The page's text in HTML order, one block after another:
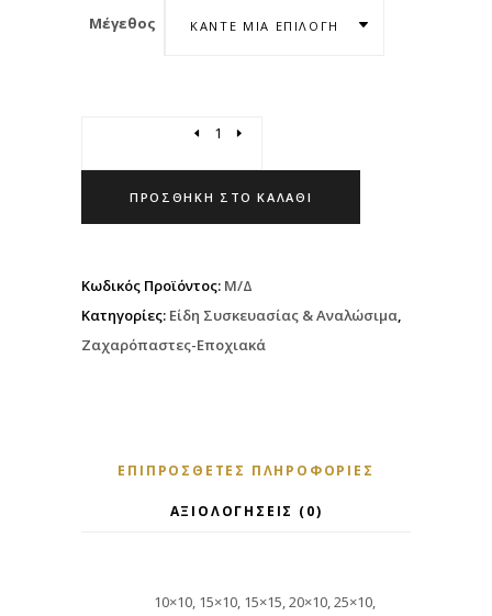
Μέγεθος ΚΆΝΤΕ ΜΊΑ ΕΠΙΛΟΓΉ
ΠΡΟΣΘΉΚΗ ΣΤΟ ΚΑΛΆΘΙ
Κωδικός Προϊόντος: Μ/Δ
Κατηγορίες: Είδη Συσκευασίας & Αναλώσιμα,
Ζαχαρόπαστες-Εποχιακά
ΕΠΙΠΡΌΣΘΕΤΕΣ ΠΛΗΡΟΦΟΡΊΕΣ
ΑΞΙΟΛΟΓΉΣΕΙΣ (0)
10×10, 15×10, 15×15, 20×10, 25×10,